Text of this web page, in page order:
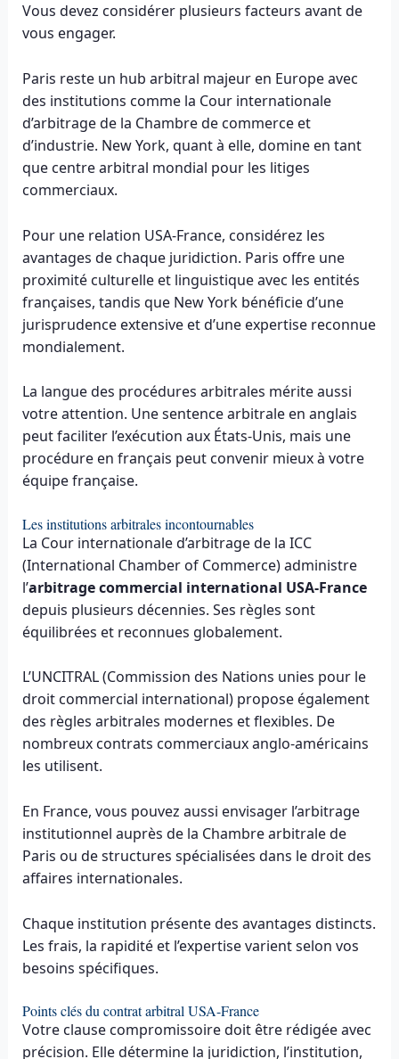
Vous devez considérer plusieurs facteurs avant de
vous engager.
Paris reste un hub arbitral majeur en Europe avec
des institutions comme la Cour internationale
d’arbitrage de la Chambre de commerce et
d’industrie. New York, quant à elle, domine en tant
que centre arbitral mondial pour les litiges
commerciaux.
Pour une relation USA-France, considérez les
avantages de chaque juridiction. Paris offre une
proximité culturelle et linguistique avec les entités
françaises, tandis que New York bénéficie d’une
jurisprudence extensive et d’une expertise reconnue
mondialement.
La langue des procédures arbitrales mérite aussi
votre attention. Une sentence arbitrale en anglais
peut faciliter l’exécution aux États-Unis, mais une
procédure en français peut convenir mieux à votre
équipe française.
Les institutions arbitrales incontournables
La Cour internationale d’arbitrage de la ICC
(International Chamber of Commerce) administre
l’arbitrage commercial international USA-France
depuis plusieurs décennies. Ses règles sont
équilibrées et reconnues globalement.
L’UNCITRAL (Commission des Nations unies pour le
droit commercial international) propose également
des règles arbitrales modernes et flexibles. De
nombreux contrats commerciaux anglo-américains
les utilisent.
En France, vous pouvez aussi envisager l’arbitrage
institutionnel auprès de la Chambre arbitrale de
Paris ou de structures spécialisées dans le droit des
affaires internationales.
Chaque institution présente des avantages distincts.
Les frais, la rapidité et l’expertise varient selon vos
besoins spécifiques.
Points clés du contrat arbitral USA-France
Votre clause compromissoire doit être rédigée avec
précision. Elle détermine la juridiction, l’institution,